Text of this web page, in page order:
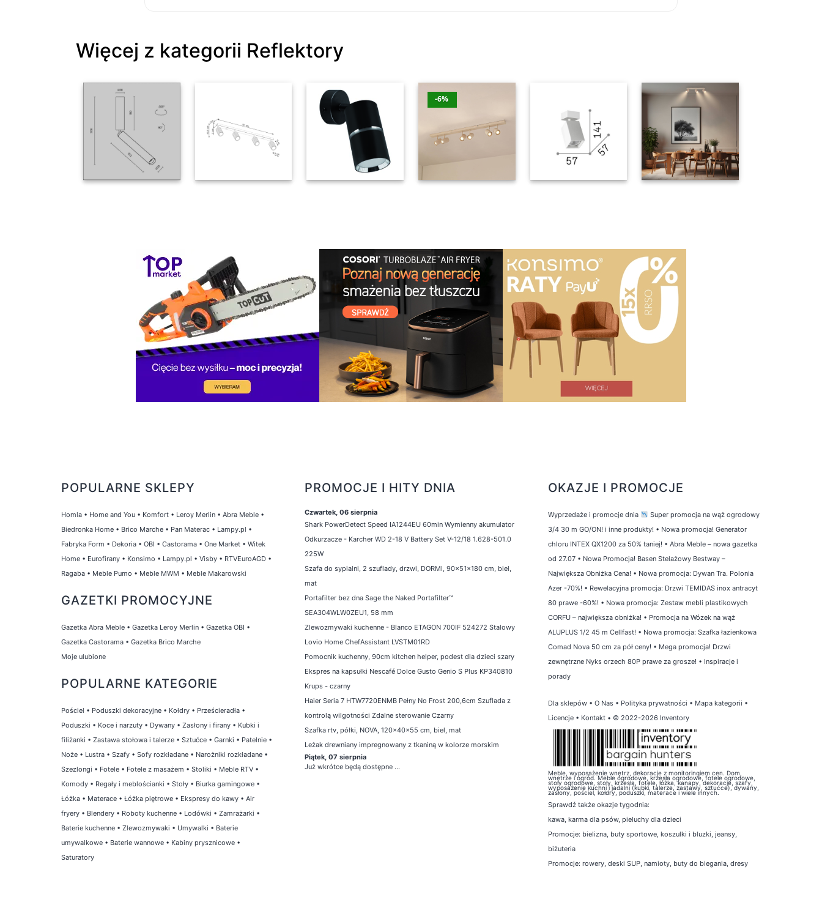
Więcej z kategorii Reflektory
-6%
POPULARNE SKLEPY
Homla • Home and You • Komfort • Leroy Merlin • Abra Meble •
Biedronka Home • Brico Marche • Pan Materac • Lampy.pl •
Fabryka Form • Dekoria • OBI • Castorama • One Market • Witek
Home • Eurofirany • Konsimo • Lampy.pl • Visby • RTVEuroAGD •
Ragaba • Meble Pumo • Meble MWM • Meble Makarowski
GAZETKI PROMOCYJNE
Gazetka Abra Meble • Gazetka Leroy Merlin • Gazetka OBI •
Gazetka Castorama • Gazetka Brico Marche
Moje ulubione
POPULARNE KATEGORIE
Pościel • Poduszki dekoracyjne • Kołdry • Prześcieradła •
Poduszki • Koce i narzuty • Dywany • Zasłony i firany • Kubki i
filiżanki • Zastawa stołowa i talerze • Sztućce • Garnki • Patelnie •
Noże • Lustra • Szafy • Sofy rozkładane • Narożniki rozkładane •
Szezlongi • Fotele • Fotele z masażem • Stoliki • Meble RTV •
Komody • Regały i meblościanki • Stoły • Biurka gamingowe •
Łóżka • Materace • Łóżka piętrowe • Ekspresy do kawy • Air
fryery • Blendery • Roboty kuchenne • Lodówki • Zamrażarki •
Baterie kuchenne • Zlewozmywaki • Umywalki • Baterie
umywalkowe • Baterie wannowe • Kabiny prysznicowe •
Saturatory
PROMOCJE I HITY DNIA
Czwartek, 06 sierpnia
Shark PowerDetect Speed IA1244EU 60min Wymienny akumulator
Odkurzacze - Karcher WD 2-18 V Battery Set V-12/18 1.628-501.0
225W
Szafa do sypialni, 2 szuflady, drzwi, DORMI, 90x51x180 cm, biel,
mat
Portafilter bez dna Sage the Naked Portafilter™
SEA304WLW0ZEU1, 58 mm
Zlewozmywaki kuchenne - Blanco ETAGON 700IF 524272 Stalowy
Lovio Home ChefAssistant LVSTM01RD
Pomocnik kuchenny, 90cm kitchen helper, podest dla dzieci szary
Ekspres na kapsułki Nescafé Dolce Gusto Genio S Plus KP340810
Krups - czarny
Haier Seria 7 HTW7720ENMB Pełny No Frost 200,6cm Szuflada z
kontrolą wilgotności Zdalne sterowanie Czarny
Szafka rtv, półki, NOVA, 120x40x55 cm, biel, mat
Leżak drewniany impregnowany z tkaniną w kolorze morskim
Piątek, 07 sierpnia
Już wkrótce będą dostępne ...
OKAZJE I PROMOCJE
Wyprzedaże i promocje dnia
Super promocja na wąż ogrodowy
3/4 30 m GO/ON! i inne produkty! • Nowa promocja! Generator
chloru INTEX QX1200 za 50% taniej! • Abra Meble – nowa gazetka
od 27.07 • Nowa Promocja! Basen Stelażowy Bestway –
Największa Obniżka Cena! • Nowa promocja: Dywan Tra. Polonia
Azer -70%! • Rewelacyjna promocja: Drzwi TEMIDAS inox antracyt
80 prawe -60%! • Nowa promocja: Zestaw mebli plastikowych
CORFU – największa obniżka! • Promocja na Wózek na wąż
ALUPLUS 1/2 45 m Cellfast! • Nowa promocja: Szafka łazienkowa
Comad Nova 50 cm za pół ceny! • Mega promocja! Drzwi
zewnętrzne Nyks orzech 80P prawe za grosze! • Inspiracje i
porady
Dla sklepów • O Nas • Polityka prywatności • Mapa kategorii •
Licencje • Kontakt • © 2022-2026 Inventory
Meble, wyposażenie wnętrz, dekoracje z monitoringiem cen. Dom,
wnętrze i ogród. Meble ogrodowe, krzesła ogrodowe, fotele ogrodowe,
stoły ogrodowe, stoły, krzesła, fotele, łóżka, kanapy, dekoracje, szafy,
wyposażenie kuchni i jadalni (kubki, talerze, zastawy, sztućce), dywany,
zasłony, pościel, kołdry, poduszki, materace i wiele innych.
Sprawdź także okazje tygodnia:
kawa, karma dla psów, pieluchy dla dzieci
Promocje: bielizna, buty sportowe, koszulki i bluzki, jeansy,
biżuteria
Promocje: rowery, deski SUP, namioty, buty do biegania, dresy